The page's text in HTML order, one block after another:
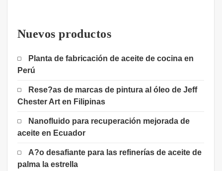
Nuevos productos
Planta de fabricación de aceite de cocina en
Perú
Rese?as de marcas de pintura al óleo de Jeff
Chester Art en Filipinas
Nanofluido para recuperación mejorada de
aceite en Ecuador
A?o desafiante para las refinerías de aceite de
palma la estrella